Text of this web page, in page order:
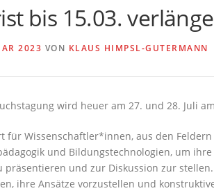
bis 15.03.
2023 VON KLAUS HIMPSL-GUTERMANN
wird heuer am 27. und 28. Juli
für Wissenschaftler*innen, aus den
und Bildungstechnologien, um
präsentieren und zur Diskussion zur
ihre Ansätze vorzustellen und